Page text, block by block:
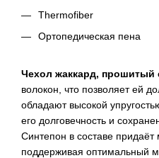
Thermofiber
Ортопедическая пена
Чехол жаккард, прошитый
волокон, что позволяет ей
обладают высокой
его долговечность и
Синтепон в составе придаёт
поддерживая оптимальный